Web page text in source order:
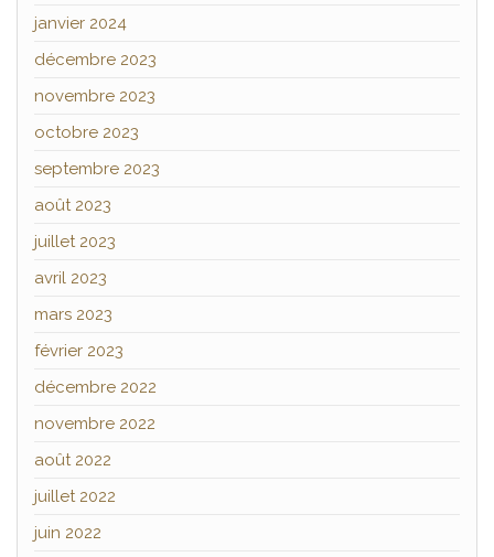
janvier 2024
décembre 2023
novembre 2023
octobre 2023
septembre 2023
août 2023
juillet 2023
avril 2023
mars 2023
février 2023
décembre 2022
novembre 2022
août 2022
juillet 2022
juin 2022